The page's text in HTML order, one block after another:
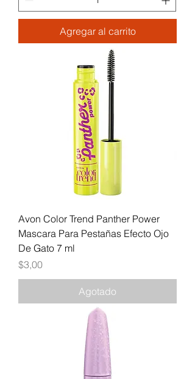
Agregar al carrito
Avon Color Trend Panther Power
Mascara Para Pestañas Efecto Ojo
De Gato 7 ml
Precio
$3,00
Agotado